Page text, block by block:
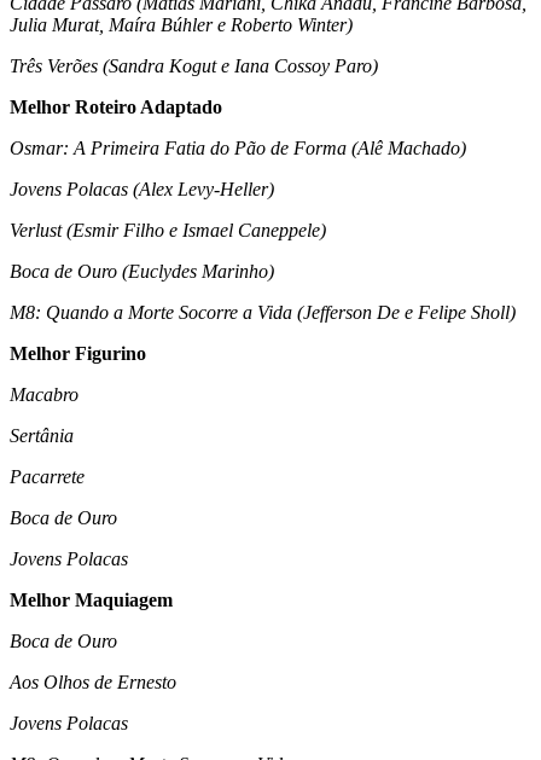
Julia Murat, Maíra Búhler e Roberto Winter)
Três Verões (Sandra Kogut e Iana Cossoy Paro)
Melhor Roteiro Adaptado
Osmar: A Primeira Fatia do Pão de Forma (Alê Machado)
Jovens Polacas (Alex Levy-Heller)
Verlust (Esmir Filho e Ismael Caneppele)
Boca de Ouro (Euclydes Marinho)
M8: Quando a Morte Socorre a Vida (Jefferson De e Felipe Sholl)
Melhor Figurino
Macabro
Sertânia
Pacarrete
Boca de Ouro
Jovens Polacas
Melhor Maquiagem
Boca de Ouro
Aos Olhos de Ernesto
Jovens Polacas